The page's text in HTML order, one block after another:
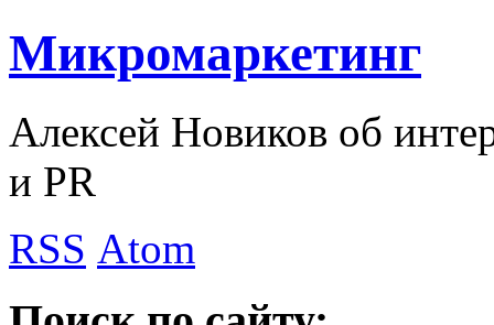
Микромаркетинг
Алексей Новиков об
и PR
RSS Atom